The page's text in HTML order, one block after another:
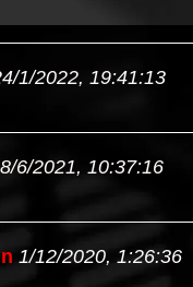
1/2022, 19:41:13
6/2021, 10:37:16
1/12/2020, 1:26:36